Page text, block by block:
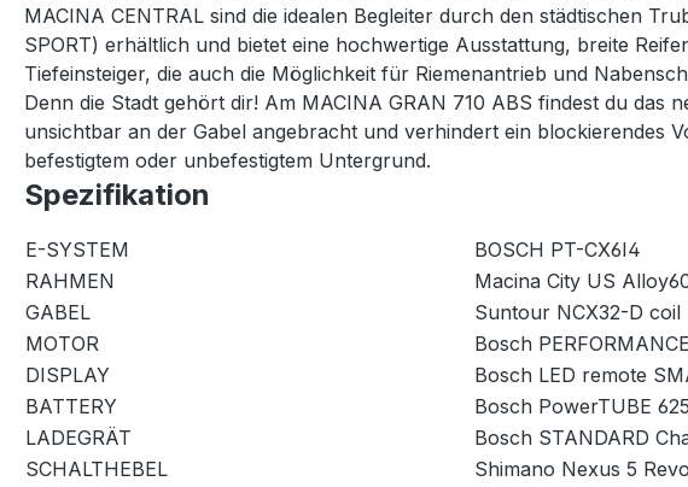
MACINA CENTRAL sind die idealen Begleiter durch den städtischen
SPORT) erhältlich und bietet eine hochwertige Ausstattung, breite
Tiefeinsteiger, die auch die Möglichkeit für Riemenantrieb und
Denn die Stadt gehört dir! Am MACINA GRAN 710 ABS findest du das
unsichtbar an der Gabel angebracht und verhindert ein blockierendes
befestigtem oder unbefestigtem Untergrund.
Spezifikation
E-SYSTEM
BOSCH PT-CX6I4
RAHMEN
Macina City US
GABEL
Suntour NCX32-D coil
MOTOR
Bosch
DISPLAY
Bosch LED remote
BATTERY
Bosch PowerTUBE
LADEGRÄT
Bosch STANDARD
SCHALTHEBEL
Shimano Nexus 5